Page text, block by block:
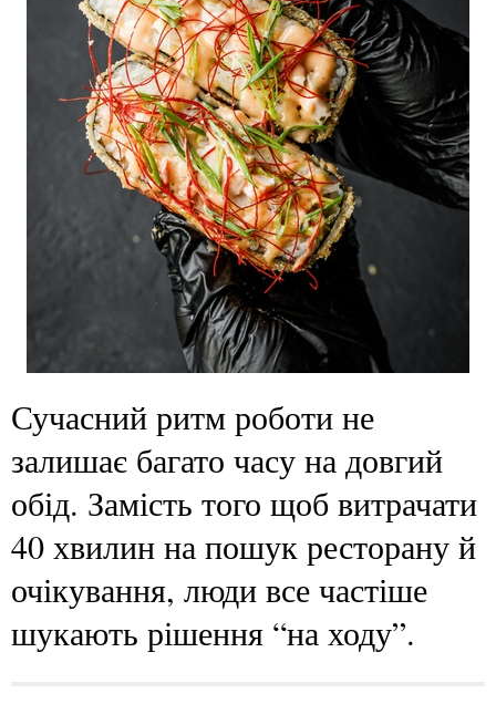
Сучасний ритм роботи не
залишає багато часу на довгий
обід. Замість того щоб витрачати
40 хвилин на пошук ресторану й
очікування, люди все частіше
шукають рішення “на ходу”.